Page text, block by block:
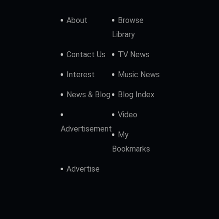
About
Browse
Library
Contact Us TV News
Interest Music News
News & Blog Blog Index
Advertisement
Video
My
Bookmarks
Advertise